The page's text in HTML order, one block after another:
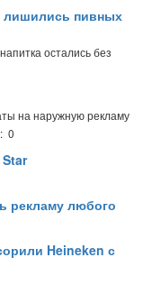
лишились пивных
остались без
на наружную рекламу
0
рекламу любого
Heineken с